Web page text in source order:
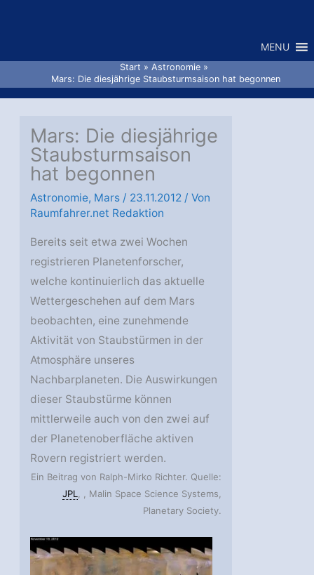
MENU
Start
Astronomie
Mars: Die diesjährige Staubsturmsaison hat begonnen
Mars: Die diesjährige
Staubsturmsaison
hat begonnen
Astronomie, Mars / 23.11.2012 / Von
Raumfahrer.net Redaktion
Bereits seit etwa zwei Wochen
registrieren Planetenforscher,
welche kontinuierlich das aktuelle
Wettergeschehen auf dem Mars
beobachten, eine zunehmende
Aktivität von Staubstürmen in der
Atmosphäre unseres
Nachbarplaneten. Die Auswirkungen
dieser Staubstürme können
mittlerweile auch von den zwei auf
der Planetenoberfläche aktiven
Rovern registriert werden.
Ein Beitrag von Ralph-Mirko Richter. Quelle:
JPL
, , Malin Space Science Systems,
Planetary Society.